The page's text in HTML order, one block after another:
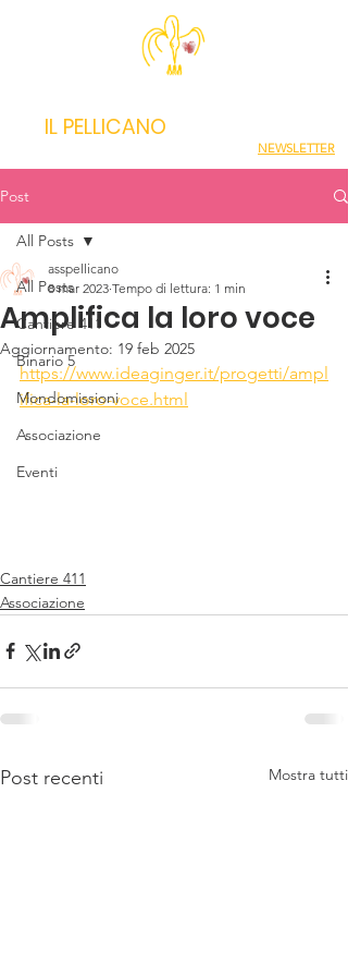
IL PELLICANO
NEWSLETTER
Post
All Posts
Cantiere 411
Binario 5
Mondomissioni
Associazione
Eventi
All Posts
Amplifica la loro voce
asspellicano
8 mar 2023 Tempo di lettura: 1 min
Aggiornamento: 19 feb 2025
https://www.ideaginger.it/progetti/ampl
ifica-la-loro-voce.html
Cantiere 411
Associazione
Post recenti Mostra tutti